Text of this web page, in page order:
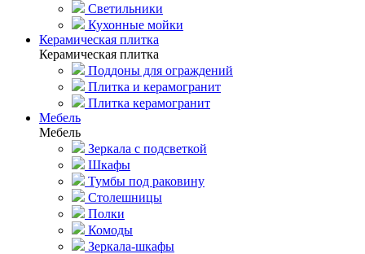
Светильники
Кухонные мойки
Керамическая плитка
Керамическая плитка
Поддоны для ограждений
Плитка и керамогранит
Плитка керамогранит
Мебель
Мебель
Зеркала с подсветкой
Шкафы
Тумбы под раковину
Столешницы
Полки
Комоды
Зеркала-шкафы